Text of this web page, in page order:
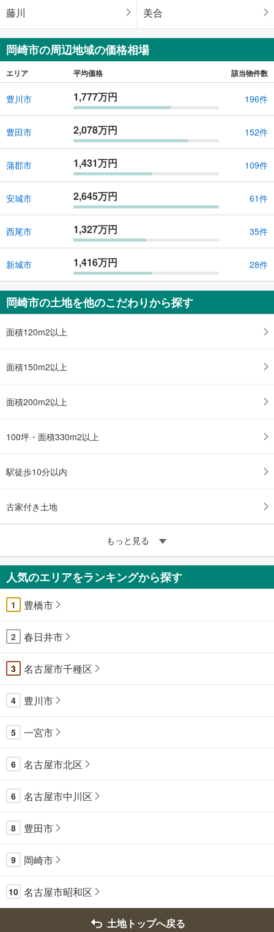
藤川 美合
岡崎市の周辺地域の価格相場
エリア 平均価格 該当物件数
豊川市 1,777万円 196件
豊田市 2,078万円 152件
蒲郡市 1,431万円 109件
安城市 2,645万円 61件
西尾市 1,327万円 35件
新城市 1,416万円 28件
岡崎市の土地を他のこだわりから探す
面積120m2以上
面積150m2以上
面積200m2以上
100坪・面積330m2以上
駅徒歩10分以内
古家付き土地
もっと見る
人気のエリアをランキングから探す
1 豊橋市
2 春日井市
3 名古屋市千種区
4 豊川市
5 一宮市
6 名古屋市北区
6 名古屋市中川区
8 豊田市
9 岡崎市
10 名古屋市昭和区
土地トップへ戻る